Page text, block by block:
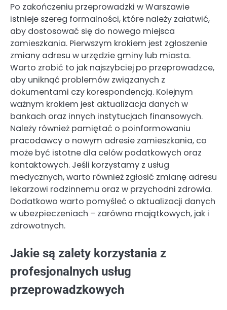
Po zakończeniu przeprowadzki w Warszawie
istnieje szereg formalności, które należy załatwić,
aby dostosować się do nowego miejsca
zamieszkania. Pierwszym krokiem jest zgłoszenie
zmiany adresu w urzędzie gminy lub miasta.
Warto zrobić to jak najszybciej po przeprowadzce,
aby uniknąć problemów związanych z
dokumentami czy korespondencją. Kolejnym
ważnym krokiem jest aktualizacja danych w
bankach oraz innych instytucjach finansowych.
Należy również pamiętać o poinformowaniu
pracodawcy o nowym adresie zamieszkania, co
może być istotne dla celów podatkowych oraz
kontaktowych. Jeśli korzystamy z usług
medycznych, warto również zgłosić zmianę adresu
lekarzowi rodzinnemu oraz w przychodni zdrowia.
Dodatkowo warto pomyśleć o aktualizacji danych
w ubezpieczeniach – zarówno majątkowych, jak i
zdrowotnych.
Jakie są zalety korzystania z
profesjonalnych usług
przeprowadzkowych